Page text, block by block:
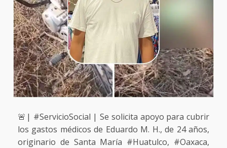
🚨| #ServicioSocial | Se solicita apoyo para cubrir
los gastos médicos de Eduardo M. H., de 24 años,
originario de Santa María #Huatulco, #Oaxaca,